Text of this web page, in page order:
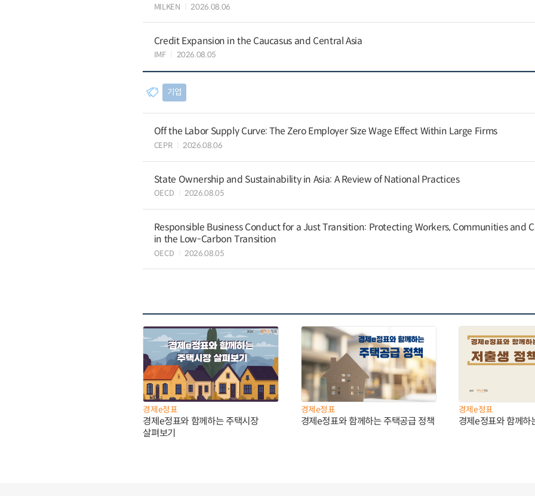
MILKEN 2026.08.06
Credit Expansion in the Caucasus and Central Asia
IMF 2026.08.05
기업
Off the Labor Supply Curve: The Zero Employer Size Wage Effect Within Large Firms
CEPR 2026.08.06
State Ownership and Sustainability in Asia: A Review of National Practices
OECD 2026.08.05
Responsible Business Conduct for a Just Transition: Protecting Workers, Communities and
in the Low-Carbon Transition
OECD 2026.08.05
경제e정표
경제e정표와 함께하는 주택시장
살펴보기
경제e정표
경제e정표와 함께하는 주택공급 정책
경제e정표
경제e정표와 함께하